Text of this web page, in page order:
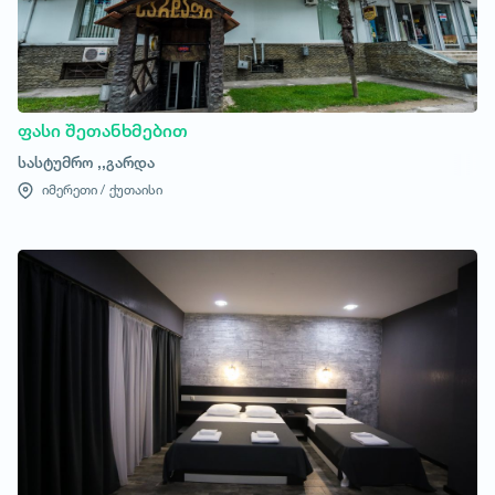
ფასი შეთანხმებით
სასტუმრო ,,გარდა
იმერეთი / ქუთაისი